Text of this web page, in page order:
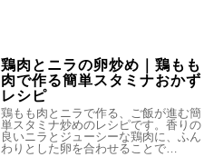
鶏肉とニラの卵炒め｜鶏もも
肉で作る簡単スタミナおかず
レシピ
鶏もも肉とニラで作る、ご飯が進む簡
単スタミナ炒めのレシピです。香りの
良いニラとジューシーな鶏肉に、ふん
わりとした卵を合わせることで…